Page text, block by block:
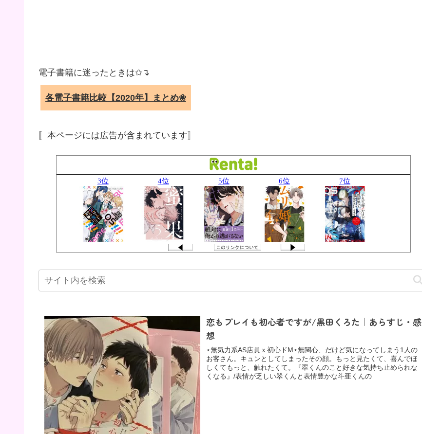
電子書籍に迷ったときは✩↴
各電子書籍比較【2020年】まとめ❀
〚本ページには広告が含まれています〛
恋もプレイも初心者ですが/黒田くろた｜あらすじ・感
想
⋆無気力系AS店員ｘ初心ドM⋆無関心、だけど気になってしまう1人の
お客さん。キュンとしてしまったその顔。もっと見たくて、喜んでほ
しくてもっと、触れたくて。『翠くんのこと好きな気持ち止められな
くなる』/表情が乏しい翠くんと表情豊かな斗亜くんの